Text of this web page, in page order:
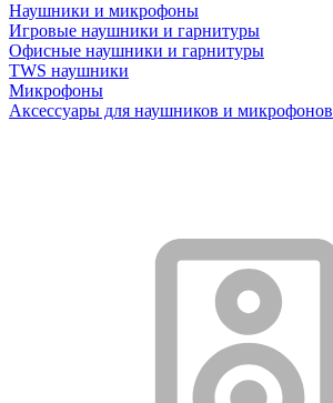
Наушники и микрофоны
Игровые наушники и гарнитуры
Офисные наушники и гарнитуры
TWS наушники
Микрофоны
Аксессуары для наушников и микрофонов